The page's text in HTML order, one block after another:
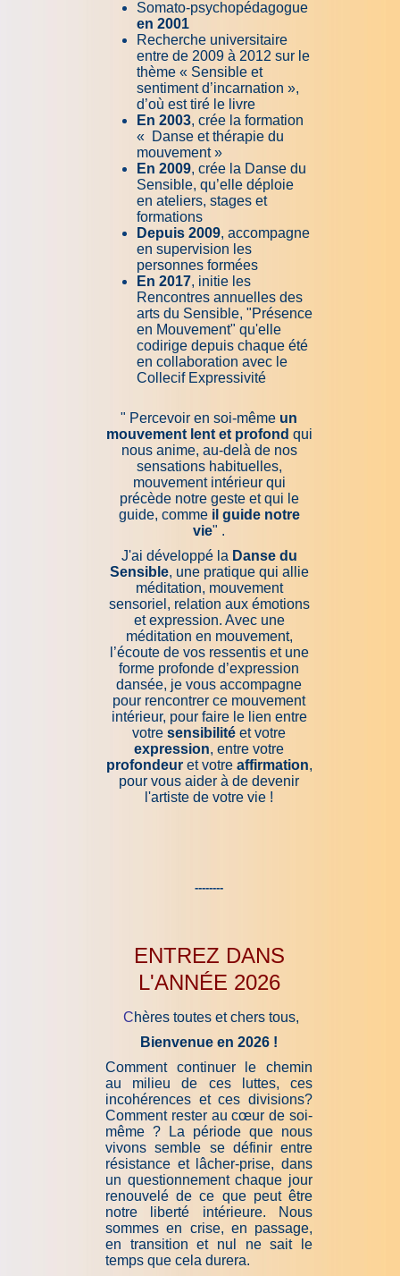
Somato-psychopédagogue
en 2001
Recherche universitaire
entre de 2009 à 2012 sur le
thème « Sensible et
sentiment d’incarnation »,
d’où est tiré le livre
En 2003, crée la formation
« Danse et thérapie du
mouvement »
En 2009, crée la Danse du
Sensible, qu’elle déploie
en ateliers, stages et
formations
Depuis 2009, accompagne
en supervision les
personnes formées
En 2017, initie les
Rencontres annuelles des
arts du Sensible, "Présence
en Mouvement" qu'elle
codirige depuis chaque été
en collaboration avec le
Collecif Expressivité
" Percevoir en soi-même un
mouvement lent et profond qui
nous anime, au-delà de nos
sensations habituelles,
mouvement intérieur qui
précède notre geste et qui le
guide, commeil guide notre
vie" .
J'ai développé la Danse du
Sensible, une pratique qui allie
méditation, mouvement
sensoriel, relation aux émotions
et expression. Avec une
méditation en mouvement,
l’écoute de vos ressentis et une
forme profonde d’expression
dansée, je vous accompagne
pour rencontrer ce mouvement
intérieur, pour faire le lien entre
votre sensibilité et votre
expression, entre votre
profondeuret votre affirmation,
pour vous aider à de devenir
l'artiste de votre vie !
--------
ENTREZ DANS
L'ANNÉE 2026
Chères toutes et chers tous,
Bienvenue en 2026 !
Comment continuer le chemin
au milieu de ces luttes, ces
incohérences et ces divisions?
Comment rester au cœur de soi-
même ? La période que nous
vivons semble se définir entre
résistance et lâcher-prise, dans
un questionnement chaque jour
renouvelé de ce que peut être
notre liberté intérieure. Nous
sommes en crise, en passage,
en transition et nul ne sait le
temps que cela durera.